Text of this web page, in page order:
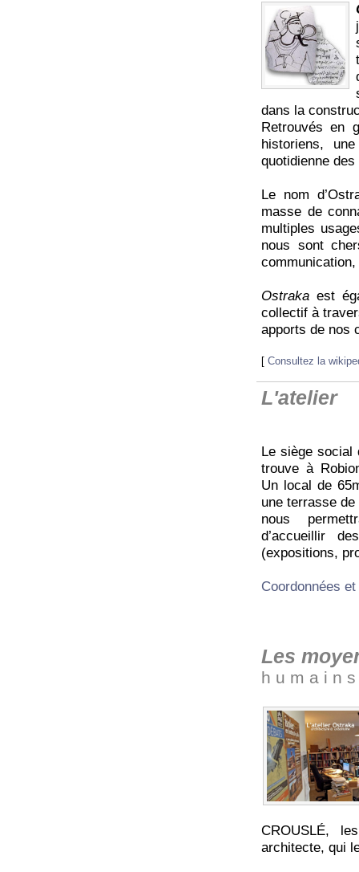
dans la
Retrouvés en
historiens,
quotidienne
Le nom
masse de
multiples
nous sont
Ostraka est
collectif à
apports de nos
[ Consultez la
L'atelier
Le siège social
trouve à
Un local de
une terrasse
nous
d’accueillir
(expositions,
Coordonnées
Les
h u m a i n s
CROUSLÉ,
architecte, qui